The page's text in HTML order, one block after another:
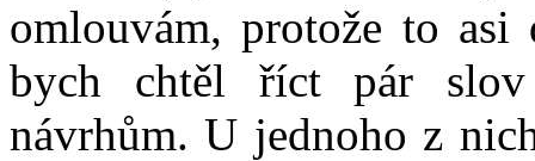
omlouvám, protože to asi
bych chtěl říct pár slov
návrhům. U jednoho z